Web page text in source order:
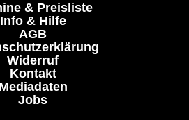
& Preisliste
Info & Hilfe
AGB
Widerruf
Kontakt
Mediadaten
Jobs